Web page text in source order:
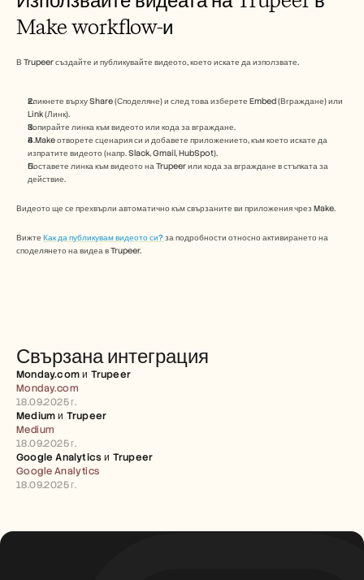
Make workflow-и
В Trupeer създайте и публикувайте видеото, което искате да използвате.
Кликнете върху Share (Споделяне) и след това изберете Embed (Вграждане) или
Link (Линк).
Копирайте линка към видеото или кода за вграждане.
В Make отворете сценария си и добавете приложението, към което искате да
изпратите видеото (напр. Slack, Gmail, HubSpot).
Поставете линка към видеото на Trupeer или кода за вграждане в стъпката за
действие.
Видеото ще се прехвърли автоматично към свързаните ви приложения чрез Make.
Вижте Как да публикувам видеото си? за подробности относно активирането на
споделянето на видеа в Trupeer.
Свързана интеграция
Monday.com и Trupeer
Monday.com
18.09.2025 г.
Medium и Trupeer
Medium
18.09.2025 г.
Google Analytics и Trupeer
Google Analytics
18.09.2025 г.
Кариери
ЧЗВ
Съобщение
ПРИЛОЖЕНИЯ
Подготовка за продажби
Предпродажби
Маркетинг на продукта
Успех на клиента
Обучение
Вижте още примери за употреба